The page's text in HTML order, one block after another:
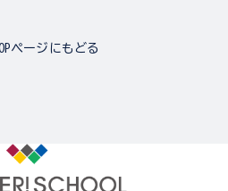
ページにもどる